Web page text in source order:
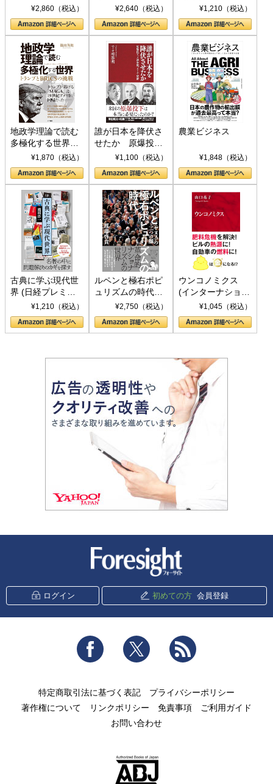
¥2,860（税込） ¥2,640（税込）
ト S 039)¥1,210（税込）
地政学理論で読む
多極化する世界：
トランプとBRICS
の挑戦
¥1,870（税込）
誰が日本を降伏さ
せたか 原爆投
下、ソ連参戦、そ
して聖断 (PHP新
書)
¥1,100（税込）
農業ビジネス
¥1,848（税込）
古典に学ぶ現代世
界 (日経プレミア
シリーズ)¥1,210（税込）
ルペンと極右ポピ
ュリズムの時代：
〈ヤヌス〉の二つ
の顔
¥2,750（税込）
ウンコノミクス
(インターナショナ
ル新書)¥1,045（税込）
ログイン 初めての方 会員登録
Facebook Twitter
特定商取引法に基づく表記
プライバシーポリシー
著作権について
リンクポリシー 免責事項
ご利用ガイド
お問い合わせ